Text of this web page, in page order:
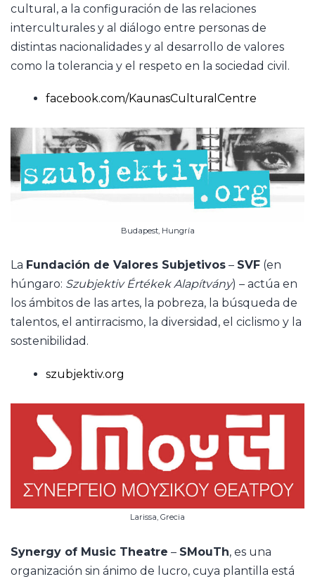
cultural, a la configuración de las relaciones
interculturales y al diálogo entre personas de
distintas nacionalidades y al desarrollo de valores
como la tolerancia y el respeto en la sociedad civil.
facebook.com/KaunasCulturalCentre
Budapest, Hungría
La Fundación de Valores Subjetivos – SVF (en
húngaro: Szubjektiv Értékek Alapítvány) – actúa en
los ámbitos de las artes, la pobreza, la búsqueda de
talentos, el antirracismo, la diversidad, el ciclismo y la
sostenibilidad.
szubjektiv.org
Larissa, Grecia
Synergy of Music Theatre – SMouTh, es una
organización sin ánimo de lucro, cuya plantilla está